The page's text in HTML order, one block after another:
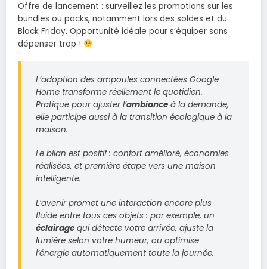
Offre de lancement : surveillez les promotions sur les
bundles ou packs, notamment lors des soldes et du
Black Friday. Opportunité idéale pour s’équiper sans
dépenser trop !
L’adoption des ampoules connectées Google
Home transforme réellement le quotidien.
Pratique pour ajuster l’ambiance à la demande,
elle participe aussi à la transition écologique à la
maison.
Le bilan est positif : confort amélioré, économies
réalisées, et première étape vers une maison
intelligente.
L’avenir promet une interaction encore plus
fluide entre tous ces objets : par exemple, un
éclairage qui détecte votre arrivée, ajuste la
lumière selon votre humeur, ou optimise
l’énergie automatiquement toute la journée.